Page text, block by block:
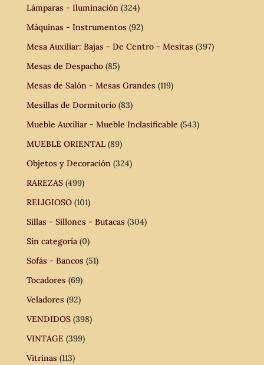
Lámparas - Iluminación (324)
Máquinas - Instrumentos (92)
Mesa Auxiliar: Bajas - De Centro - Mesitas (397)
Mesas de Despacho (85)
Mesas de Salón - Mesas Grandes (119)
Mesillas de Dormitorio (83)
Mueble Auxiliar - Mueble Inclasificable (543)
MUEBLE ORIENTAL (89)
Objetos y Decoración (324)
RAREZAS (499)
RELIGIOSO (101)
Sillas - Sillones - Butacas (304)
Sin categoría (0)
Sofás - Bancos (51)
Tocadores (69)
Veladores (92)
VENDIDOS (398)
VINTAGE (399)
Vitrinas (113)